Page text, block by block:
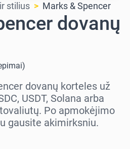
stilius Marks & Spencer
dovanų
)
dovanų korteles už
USDT, Solana arba
Po apmokėjimo
gausite akimirksniu.